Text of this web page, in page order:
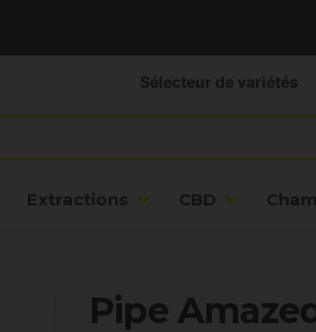
Extractions CBD
Sélecteur de variétés
Pipe